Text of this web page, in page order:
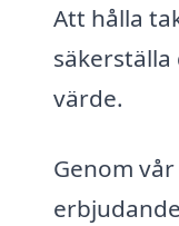
Att hålla
säkerställa
värde.
Genom